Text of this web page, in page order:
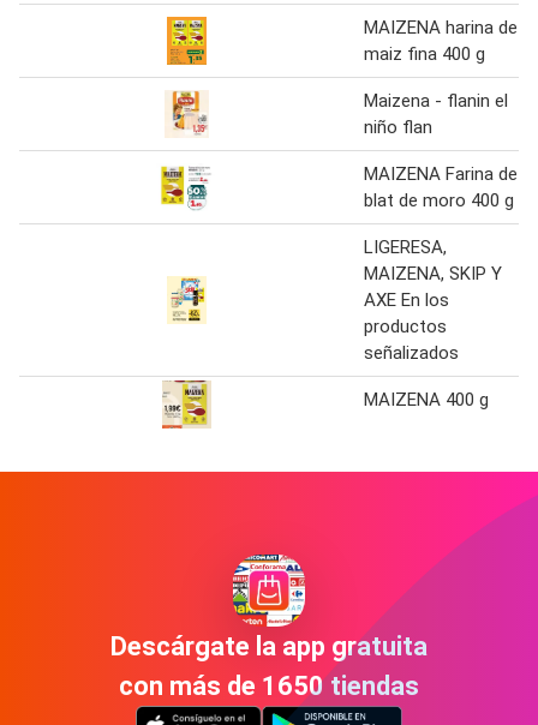
MAIZENA harina de
maiz fina 400 g
Maizena - flanin el
niño flan
MAIZENA Farina de
blat de moro 400 g
LIGERESA,
MAIZENA, SKIP Y
AXE En los
productos
señalizados
MAIZENA 400 g
Descárgate la app gratuita
con más de 1650 tiendas